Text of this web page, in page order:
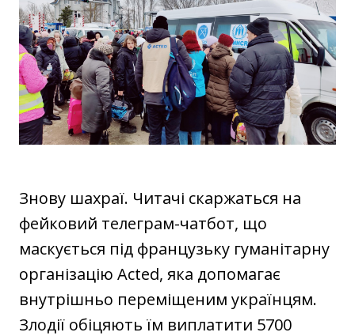
Знову шахраї. Читачі скаржаться на
фейковий телеграм-чатбот, що
маскується під французьку гуманітарну
організацію Acted, яка допомагає
внутрішньо переміщеним українцям.
Злодії обіцяють їм виплатити 5700